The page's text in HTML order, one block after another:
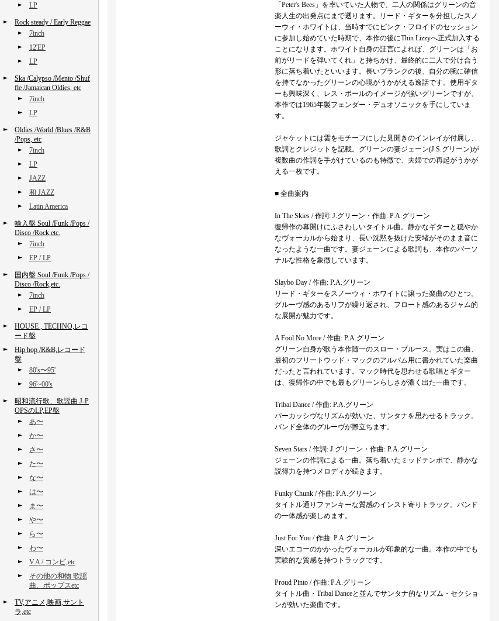
LP
Rock steady / Early Reggae
7inch
12'EP
LP
Ska /Calypso /Mento /Shuf
fle /Jamaican Oldies, etc
7inch
LP
Oldies /World /Blues /R&B
/Pops, etc
7inch
LP
JAZZ
和 JAZZ
Latin America
輸入盤 Soul /Funk /Pops /
Disco /Rock,etc.
7inch
EP / LP
国内盤 Soul /Funk /Pops /
Disco /Rock,etc.
7inch
EP / LP
HOUSE , TECHNO,レコ
ード盤
Hip hop /R&B,レコード
盤
80's〜95'
96'~00's
昭和流行歌、歌謡曲 J-P
OPSのLP,EP盤
あ〜
か〜
さ〜
た〜
な〜
は〜
ま〜
や〜
ら〜
わ〜
V.A / コンピ,etc
その他の和物 歌謡
曲、ポップスetc
TV,アニメ,映画,サント
ラ,etc
「Peter's Bees」を率いていた人物で、二人の関係はグリーンの音
楽人生の出発点にまで遡ります。リード・ギターを分担したスノ
ーウィ・ホワイトは、当時すでにピンク・フロイドのセッション
に参加し始めていた時期で、本作の後にThin Lizzyへ正式加入する
ことになります。ホワイト自身の証言によれば、グリーンは「お
前がリードを弾いてくれ」と持ちかけ、最終的に二人で分け合う
形に落ち着いたといいます。長いブランクの後、自分の腕に確信
を持てなかったグリーンの心境がうかがえる逸話です。使用ギタ
ーも興味深く、レス・ポールのイメージが強いグリーンですが、
本作では1965年製フェンダー・デュオソニックを手にしていま
す。
ジャケットには雲をモチーフにした見開きのインレイが付属し、
歌詞とクレジットを記載。グリーンの妻ジェーン(J.S.グリーン)が
複数曲の作詞を手がけているのも特徴で、夫婦での再起がうかが
える一枚です。
■ 全曲案内
In The Skies / 作詞: J.グリーン・作曲: P.A.グリーン
復帰作の幕開けにふさわしいタイトル曲。静かなギターと穏やか
なヴォーカルから始まり、長い沈黙を抜けた安堵がそのまま音に
なったような一曲です。妻ジェーンによる歌詞も、本作のパーソ
ナルな性格を象徴しています。
Slaybo Day / 作曲: P.A.グリーン
リード・ギターをスノーウィ・ホワイトに譲った楽曲のひとつ。
グルーヴ感のあるリフが繰り返され、フロート感のあるジャム的
な展開が魅力です。
A Fool No More / 作曲: P.A.グリーン
グリーン自身が歌う本作随一のスロー・ブルース。実はこの曲、
最初のフリートウッド・マックのアルバム用に書かれていた楽曲
だったと言われています。マック時代を思わせる歌唱とギター
は、復帰作の中でも最もグリーンらしさが濃く出た一曲です。
Tribal Dance / 作曲: P.A.グリーン
パーカッシヴなリズムが効いた、サンタナを思わせるトラック。
バンド全体のグルーヴが際立ちます。
Seven Stars / 作詞: J.グリーン・作曲: P.A.グリーン
ジェーンの作詞による一曲。落ち着いたミッドテンポで、静かな
説得力を持つメロディが続きます。
Funky Chunk / 作曲: P.A.グリーン
タイトル通りファンキーな質感のインスト寄りトラック。バンド
の一体感が楽しめます。
Just For You / 作曲: P.A.グリーン
深いエコーのかかったヴォーカルが印象的な一曲。本作の中でも
実験的な質感を持つトラックです。
Proud Pinto / 作曲: P.A.グリーン
タイトル曲・Tribal Danceと並んでサンタナ的なリズム・セクショ
ンが効いた楽曲です。